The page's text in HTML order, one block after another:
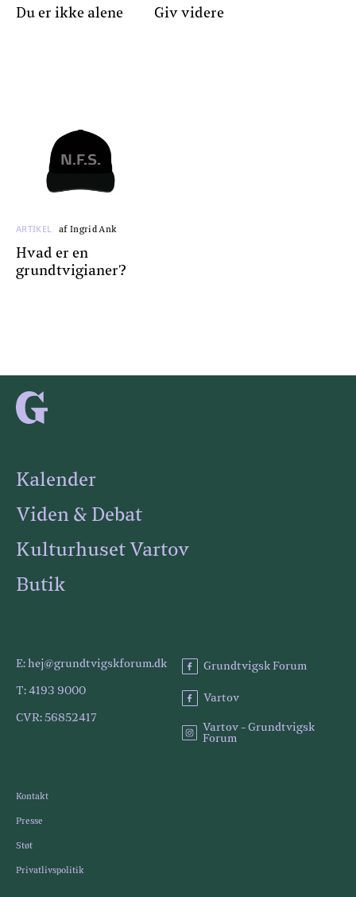
Du er ikke alene Giv videre
ARTIKEL af Ingrid Ank
Hvad er en
grundtvigianer?
Kalender
Viden & Debat
Kulturhuset Vartov
Butik
E: hej@grundtvigskforum.dk
T: 4193 9000
CVR: 56852417
Grundtvigsk Forum
Vartov
Vartov - Grundtvigsk
Forum
Kontakt
Presse
Støt
Privatlivspolitik